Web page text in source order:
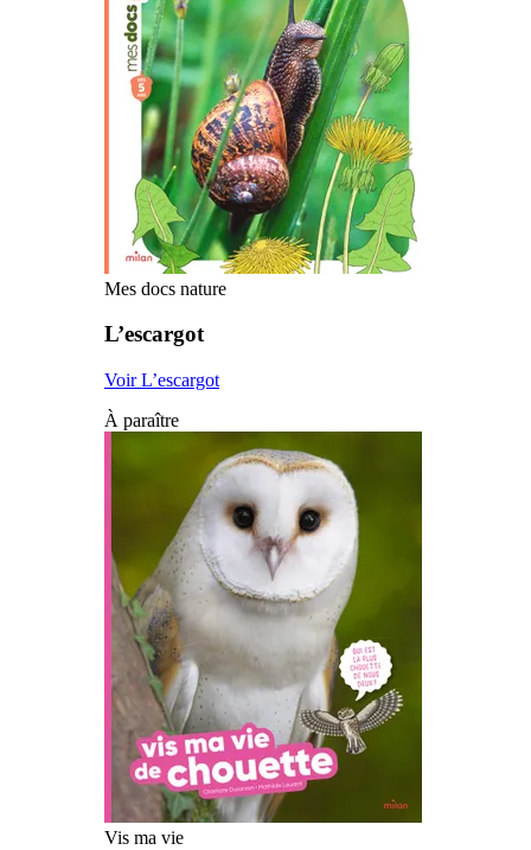
Mes docs nature
L’escargot
Voir L’escargot
À paraître
Vis ma vie